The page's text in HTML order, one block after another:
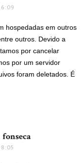
hospedadas em outros
outros. Devido a
por cancelar
por um servidor
foram deletados. É